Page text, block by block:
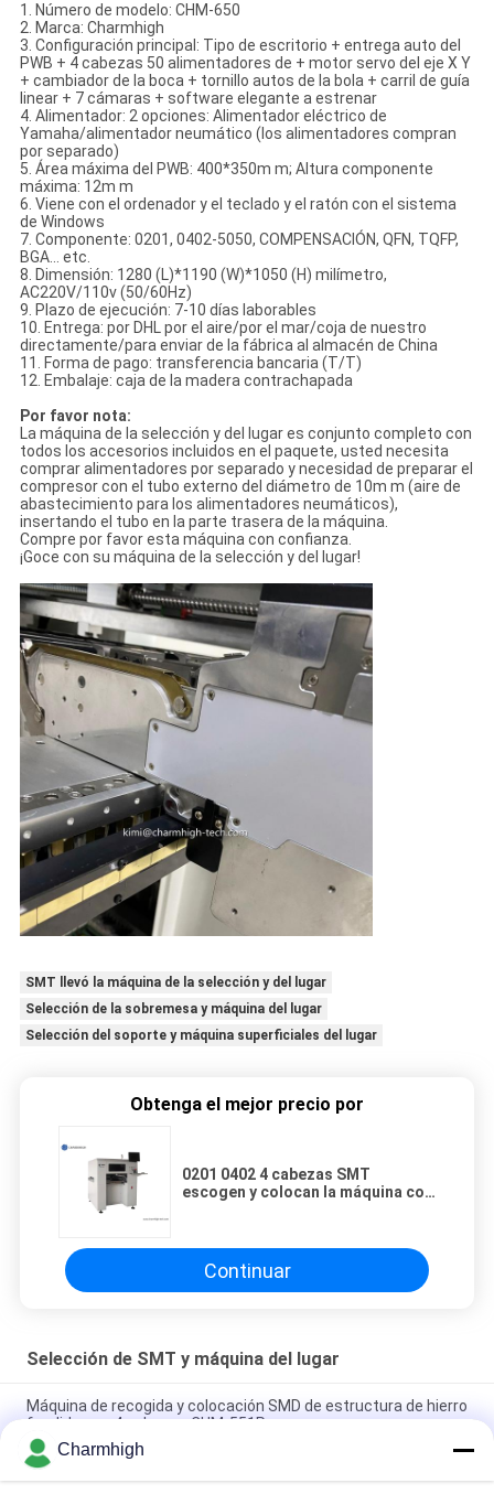
1. Número de modelo: CHM-650
2. Marca: Charmhigh
3. Configuración principal: Tipo de escritorio + entrega auto del
PWB + 4 cabezas 50 alimentadores de + motor servo del eje X Y
+ cambiador de la boca + tornillo autos de la bola + carril de guía
linear + 7 cámaras + software elegante a estrenar
4. Alimentador: 2 opciones: Alimentador eléctrico de
Yamaha/alimentador neumático (los alimentadores compran
por separado)
5. Área máxima del PWB: 400*350m m; Altura componente
máxima: 12m m
6. Viene con el ordenador y el teclado y el ratón con el sistema
de Windows
7. Componente: 0201, 0402-5050, COMPENSACIÓN, QFN, TQFP,
BGA… etc.
8. Dimensión: 1280 (L)*1190 (W)*1050 (H) milímetro,
AC220V/110v (50/60Hz)
9. Plazo de ejecución: 7-10 días laborables
10. Entrega: por DHL por el aire/por el mar/coja de nuestro
directamente/para enviar de la fábrica al almacén de China
11. Forma de pago: transferencia bancaria (T/T)
12. Embalaje: caja de la madera contrachapada
Por favor nota:
La máquina de la selección y del lugar es conjunto completo con
todos los accesorios incluidos en el paquete, usted necesita
comprar alimentadores por separado y necesidad de preparar el
compresor con el tubo externo del diámetro de 10m m (aire de
abastecimiento para los alimentadores neumáticos),
insertando el tubo en la parte trasera de la máquina.
Compre por favor esta máquina con confianza.
¡Goce con su máquina de la selección y del lugar!
SMT llevó la máquina de la selección y del lugar
Selección de la sobremesa y máquina del lugar
Selección del soporte y máquina superficiales del lugar
Obtenga el mejor precio por
0201 0402 4 cabezas SMT
escogen y colocan la máquina con
Continuar
Selección de SMT y máquina del lugar
Máquina de recogida y colocación SMD de estructura de hierro
fundido con 4 cabezas CHM-551P
Máquina de colocación y recogida SMT TC06 de diseño
estrecho y alta precisión, 6 cabezales, compatible con 01005
Charmhigh